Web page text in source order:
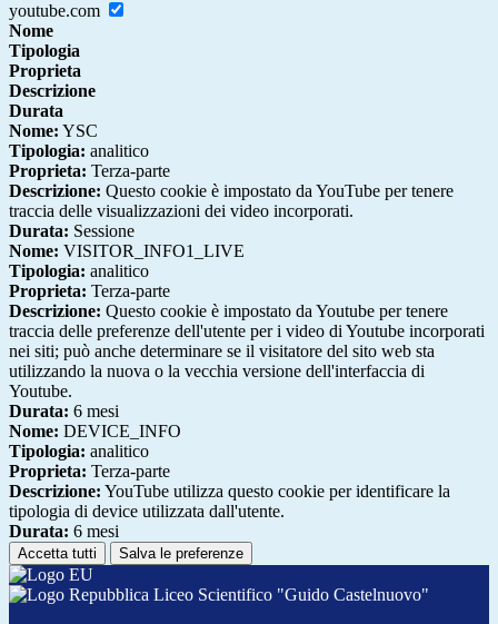
youtube.com
Nome
Tipologia
Proprieta
Descrizione
Durata
Nome: YSC
Tipologia: analitico
Proprieta: Terza-parte
Descrizione: Questo cookie è impostato da YouTube per tenere
traccia delle visualizzazioni dei video incorporati.
Durata: Sessione
Nome: VISITOR_INFO1_LIVE
Tipologia: analitico
Proprieta: Terza-parte
Descrizione: Questo cookie è impostato da Youtube per tenere
traccia delle preferenze dell'utente per i video di Youtube incorporati
nei siti; può anche determinare se il visitatore del sito web sta
utilizzando la nuova o la vecchia versione dell'interfaccia di
Youtube.
Durata: 6 mesi
Nome: DEVICE_INFO
Tipologia: analitico
Proprieta: Terza-parte
Descrizione: YouTube utilizza questo cookie per identificare la
tipologia di device utilizzata dall'utente.
Durata: 6 mesi
Accetta tutti Salva le preferenze
Liceo Scientifico "Guido Castelnuovo"